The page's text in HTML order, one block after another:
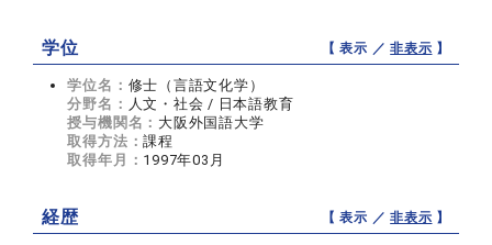
学位 【 表示 ／非表示 】
学位名： 修士（言語文化学）
分野名： 人文・社会 / 日本語教育
授与機関名： 大阪外国語大学
取得方法：課程
取得年月： 1997年03月
経歴 【 表示 ／非表示 】